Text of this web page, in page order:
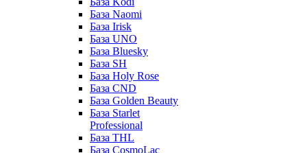
База Naomi
База Irisk
База UNO
База Bluesky
База SH
База Holy Rose
База CND
База Golden Beauty
База Starlet
Professional
База THL
База CosmoLac